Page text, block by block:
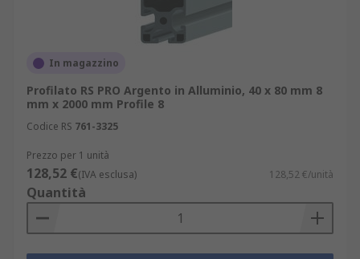
In magazzino
Profilato RS PRO Argento in Alluminio, 40 x 80 mm 8
mm x 2000 mm Profile 8
Codice RS 761-3325
Prezzo per 1 unità
128,52 €(IVA esclusa) 128,52 €/unità
Quantità